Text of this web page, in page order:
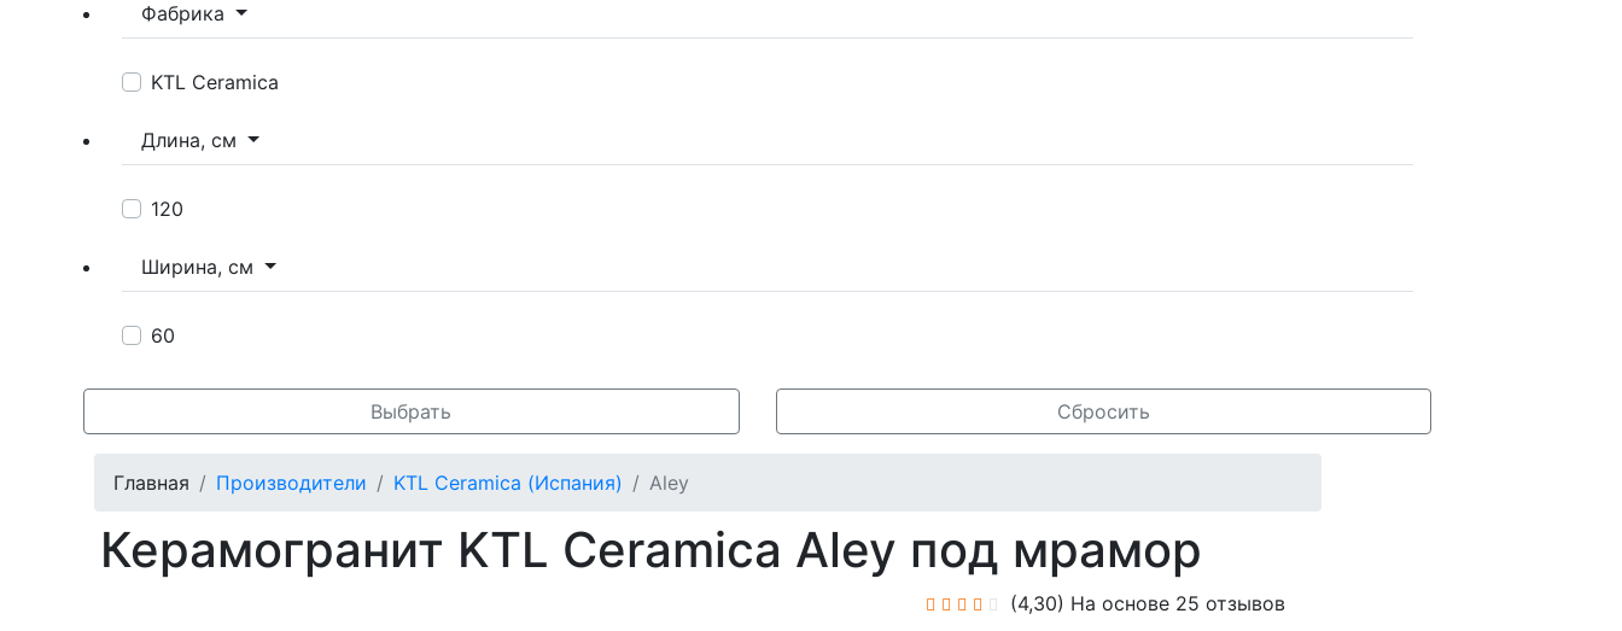
Фабрика
KTL Ceramica
Длина, см
120
Ширина, см
60
Выбрать Сбросить
Главная Производители KTL Ceramica (Испания) Aley
Керамогранит KTL Ceramica Aley под мрамор
(4,30) На основе 25 отзывов